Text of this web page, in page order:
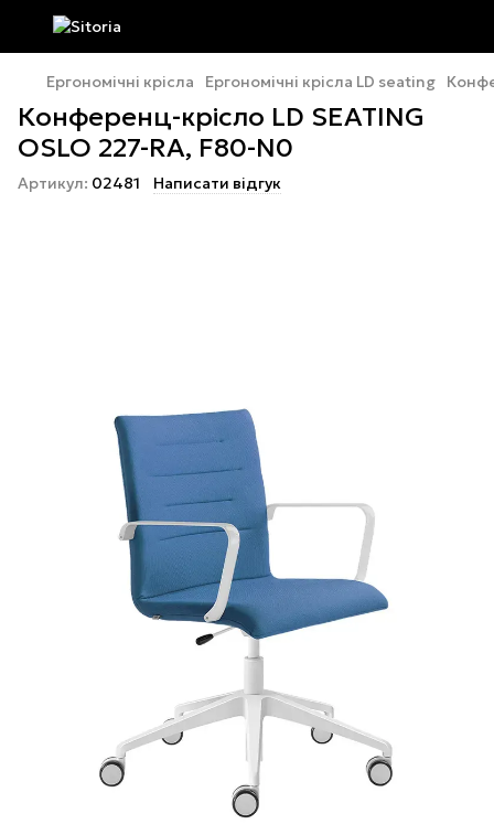
Ергономічні крісла Ергономічні крісла LD seating
Конференц-крісло LD SEATING
OSLO 227-RA, F80-N0
Артикул: 02481 Написати відгук